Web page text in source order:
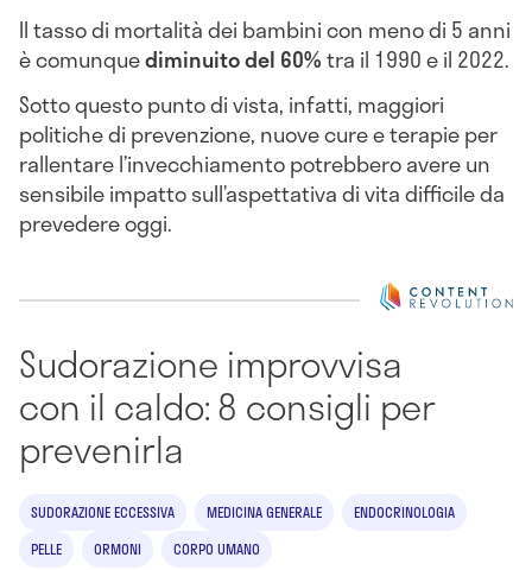
Il tasso di mortalità dei bambini con meno di 5 anni
è comunquediminuito del 60%tra il 1990 e il 2022.
Sotto questo punto di vista, infatti, maggiori
politiche di prevenzione, nuove cure e terapie per
rallentare l’invecchiamento potrebbero avere un
sensibile impatto sull’aspettativa di vita difficile da
prevedere oggi.
Sudorazione improvvisa
con il caldo: 8 consigli per
prevenirla
SUDORAZIONE ECCESSIVA MEDICINA GENERALE
ENDOCRINOLOGIA
PELLE
ORMONI CORPO UMANO